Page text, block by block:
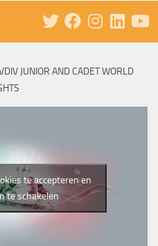
JUNIOR AND CADET WORLD
te accepteren en
te schakelen